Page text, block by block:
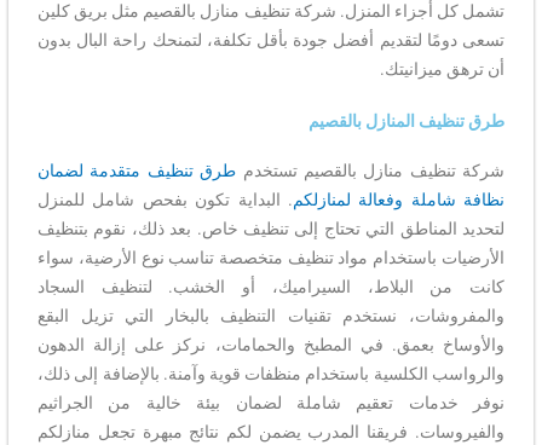
تشمل كل أجزاء المنزل. شركة تنظيف منازل بالقصيم مثل بريق كلين
تسعى دومًا لتقديم أفضل جودة بأقل تكلفة، لتمنحك راحة البال بدون
أن ترهق ميزانيتك.
طرق تنظيف المنازل بالقصيم
شركة تنظيف منازل بالقصيم تستخدم طرق تنظيف متقدمة لضمان
نظافة شاملة وفعالة لمنازلكم. البداية تكون بفحص شامل للمنزل
لتحديد المناطق التي تحتاج إلى تنظيف خاص. بعد ذلك، نقوم بتنظيف
الأرضيات باستخدام مواد تنظيف متخصصة تناسب نوع الأرضية، سواء
كانت من البلاط، السيراميك، أو الخشب. لتنظيف السجاد
والمفروشات، نستخدم تقنيات التنظيف بالبخار التي تزيل البقع
والأوساخ بعمق. في المطبخ والحمامات، نركز على إزالة الدهون
والرواسب الكلسية باستخدام منظفات قوية وآمنة. بالإضافة إلى ذلك،
نوفر خدمات تعقيم شاملة لضمان بيئة خالية من الجراثيم
والفيروسات. فريقنا المدرب يضمن لكم نتائج مبهرة تجعل منازلكم